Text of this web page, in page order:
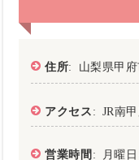
住所: 山梨県甲
アクセス : JR南
営業時間: 月曜日